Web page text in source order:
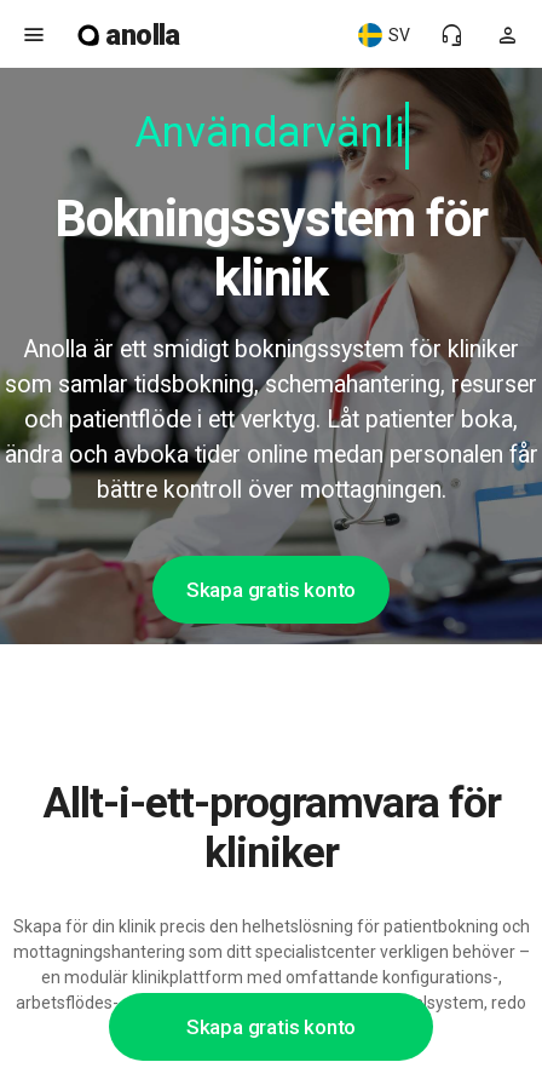
menu anolla person
headset_mic
SV
Användarvänlig
Bokningssystem för
klinik
Anolla är ett smidigt bokningssystem för kliniker
som samlar tidsbokning, schemahantering, resurser
och patientflöde i ett verktyg. Låt patienter boka,
ändra och avboka tider online medan personalen får
bättre kontroll över mottagningen.
Skapa gratis konto
Skapa gratis konto
Allt-i-ett-programvara för
kliniker
Skapa för din klinik precis den helhetslösning för patientbokning och
mottagningshantering som ditt specialistcenter verkligen behöver –
en modulär klinikplattform med omfattande konfigurations-,
arbetsflödes- och integreringsmöjligheter med journalsystem, redo
att skalas med AI-stöd.